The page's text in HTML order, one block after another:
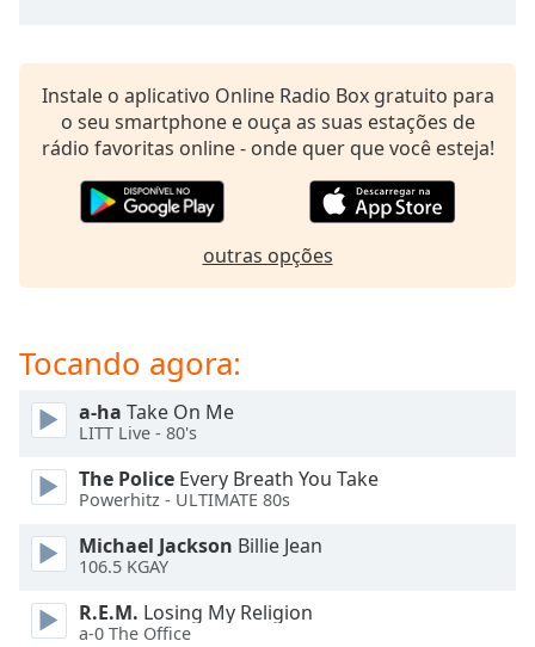
subtitles
off,
selected
Picture
modal
window.
Beginning
dialog
window.
Escape
Instale o aplicativo Online Radio Box gratuito para
o seu smartphone e ouça as suas estações de
rádio favoritas online - onde quer que você esteja!
outras opções
Tocando agora:
a-ha Take On Me
LITT Live - 80's
The Police Every Breath You Take
Powerhitz - ULTIMATE 80s
Michael Jackson Billie Jean
106.5 KGAY
R.E.M. Losing My Religion
a-0 The Office